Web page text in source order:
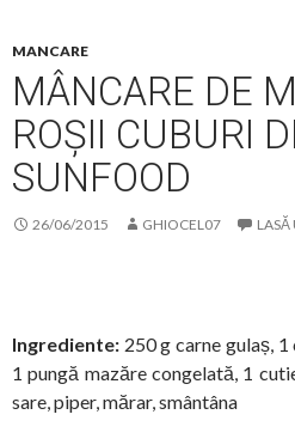
MANCARE
MÂNCARE DE
ROȘII CUBURI
SUNFOOD
26/06/2015 GHIOCEL07
Ingrediente: 250 g carne gulaș,
1 pungă mazăre congelată, 1
sare, piper, mărar, smântâna